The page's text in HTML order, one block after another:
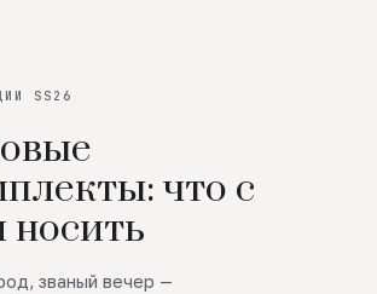
SS26
что с
носить
званый вечер —